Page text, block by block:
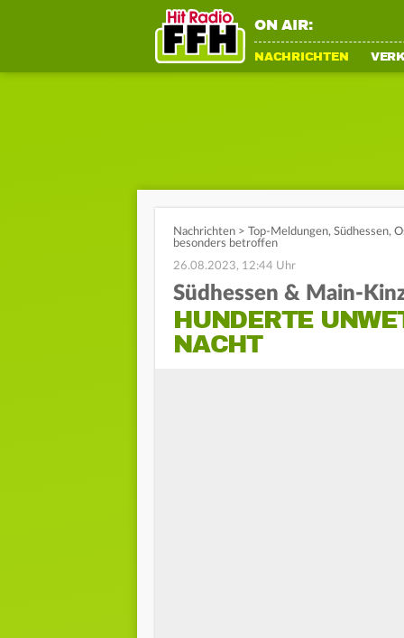
ON AIR:
NACHRICHTEN
Nachrichten > Top-Meldungen, Südhessen,
besonders betroffen
26.08.2023, 12:44 Uhr
Südhessen & Main-
HUNDERTE
NACHT